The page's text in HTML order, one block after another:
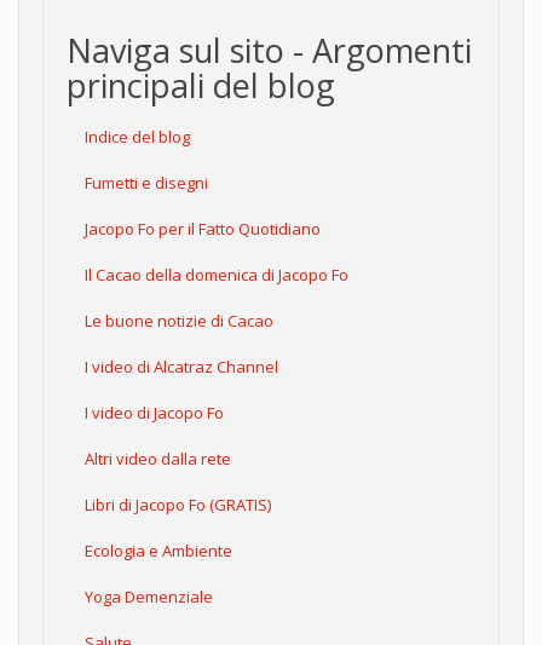
Naviga sul sito - Argomenti
principali del blog
Indice del blog
Fumetti e disegni
Jacopo Fo per il Fatto Quotidiano
Il Cacao della domenica di Jacopo Fo
Le buone notizie di Cacao
I video di Alcatraz Channel
I video di Jacopo Fo
Altri video dalla rete
Libri di Jacopo Fo (GRATIS)
Ecologia e Ambiente
Yoga Demenziale